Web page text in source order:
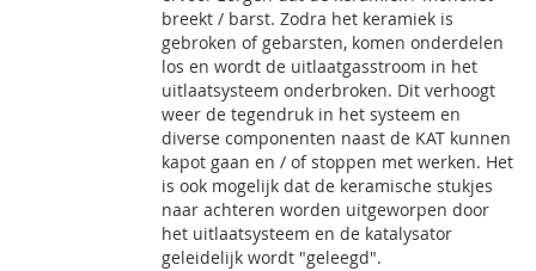
breekt / barst. Zodra het keramiek is
gebroken of gebarsten, komen onderdelen
los en wordt de uitlaatgasstroom in het
uitlaatsysteem onderbroken. Dit verhoogt
weer de tegendruk in het systeem en
diverse componenten naast de KAT kunnen
kapot gaan en / of stoppen met werken. Het
is ook mogelijk dat de keramische stukjes
naar achteren worden uitgeworpen door
het uitlaatsysteem en de katalysator
geleidelijk wordt "geleegd".